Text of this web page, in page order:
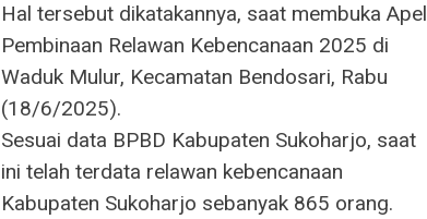
Hal tersebut dikatakannya, saat membuka Apel
Pembinaan Relawan Kebencanaan 2025 di
Waduk Mulur, Kecamatan Bendosari, Rabu
(18/6/2025).
Sesuai data BPBD Kabupaten Sukoharjo, saat
ini telah terdata relawan kebencanaan
Kabupaten Sukoharjo sebanyak 865 orang.